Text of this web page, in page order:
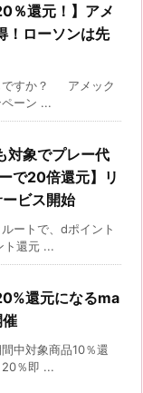
％還元！】アメ
！ローソンは先
ですか？ アメック
ーン ...
対象でプレー代
で20倍還元】リ
ビス開始
ートで、dポイント
ト還元 ...
還元になるma
中対象商品10％還
20％即 ...